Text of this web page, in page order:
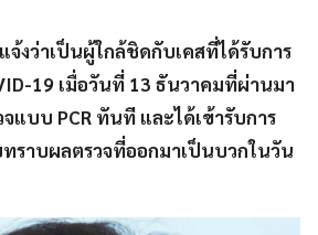
จ้งว่าเป็นผู้ใกล้ชิดกับเคสที่ได้รับการ
19 เมื่อวันที่ 13 ธันวาคมที่ผ่านมา
จแบบ PCR ทันที และได้เข้ารับการ
ทราบผลตรวจที่ออกมาเป็นบวกในวัน